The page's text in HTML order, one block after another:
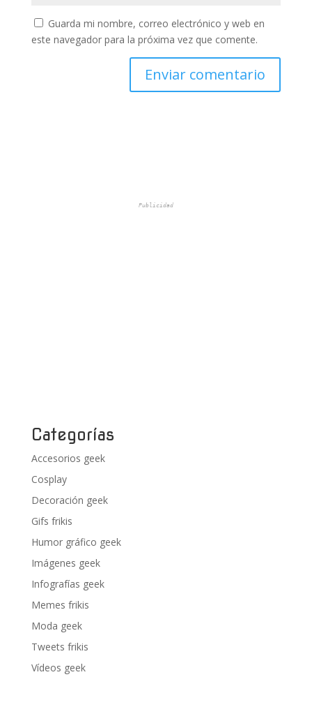
Guarda mi nombre, correo electrónico y web en
este navegador para la próxima vez que comente.
Publicidad
Categorías
Accesorios geek
Cosplay
Decoración geek
Gifs frikis
Humor gráfico geek
Imágenes geek
Infografías geek
Memes frikis
Moda geek
Tweets frikis
Vídeos geek